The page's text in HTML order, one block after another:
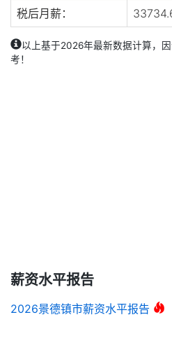
税后月薪：
以上基于2026年最新数据计算，
考！
薪资水平报告
2026景德镇市薪资水平报告